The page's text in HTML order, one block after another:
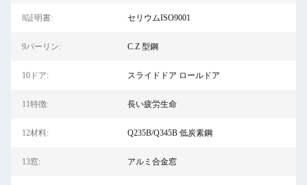
8証明書: セリウムISO9001
9パーリン: C.Z 型鋼
10ドア: スライドドア ロールドア
11特徴: 長い疲労生命
12材料: Q235B/Q345B 低炭素鋼
13窓: アルミ合金窓